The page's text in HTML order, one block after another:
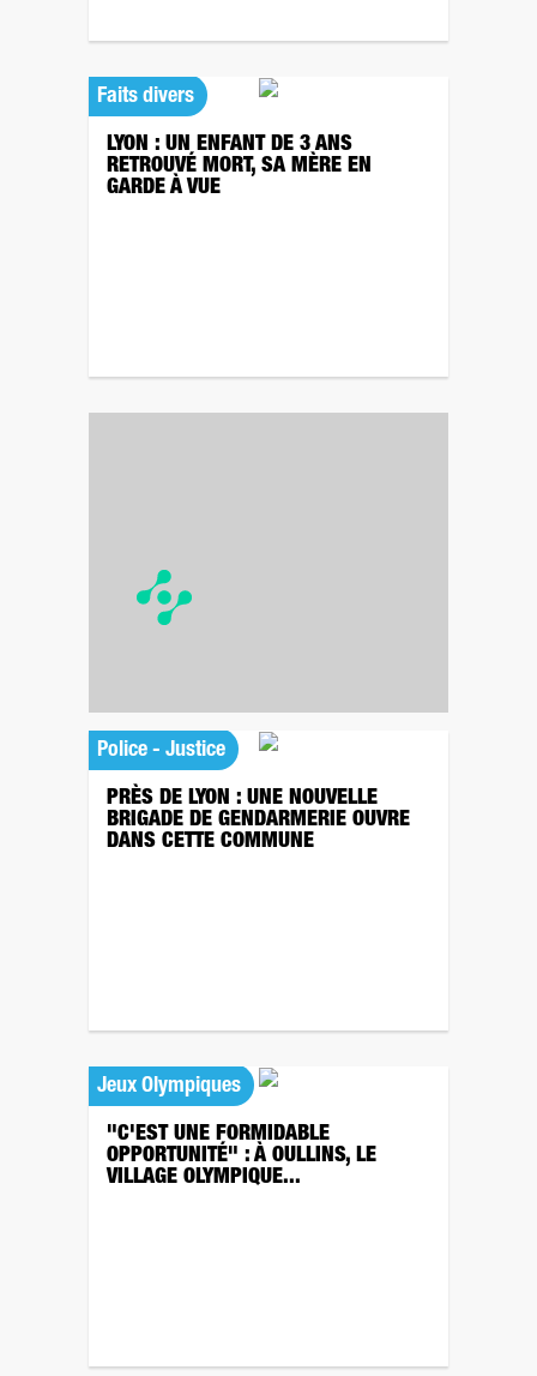
Faits divers
LYON : UN ENFANT DE 3 ANS
RETROUVÉ MORT, SA MÈRE EN
GARDE À VUE
Police - Justice
PRÈS DE LYON : UNE NOUVELLE
BRIGADE DE GENDARMERIE OUVRE
DANS CETTE COMMUNE
Jeux Olympiques
"C'EST UNE FORMIDABLE
OPPORTUNITÉ" : À OULLINS, LE
VILLAGE OLYMPIQUE...